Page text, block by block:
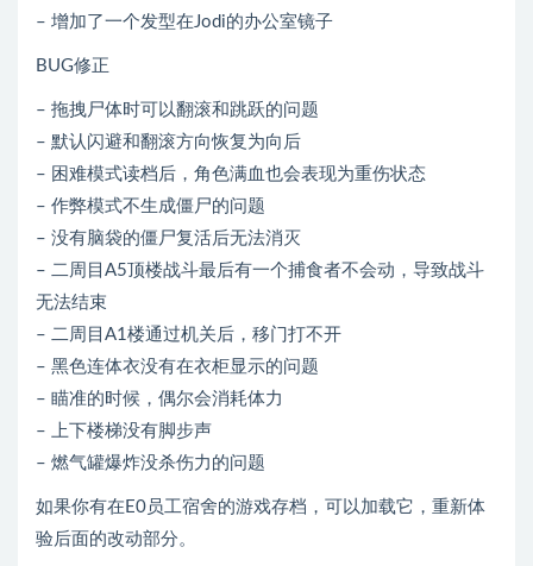
– 增加了一个发型在Jodi的办公室镜子
BUG修正
– 拖拽尸体时可以翻滚和跳跃的问题
– 默认闪避和翻滚方向恢复为向后
– 困难模式读档后，角色满血也会表现为重伤状态
– 作弊模式不生成僵尸的问题
– 没有脑袋的僵尸复活后无法消灭
– 二周目A5顶楼战斗最后有一个捕食者不会动，导致战斗
无法结束
– 二周目A1楼通过机关后，移门打不开
– 黑色连体衣没有在衣柜显示的问题
– 瞄准的时候，偶尔会消耗体力
– 上下楼梯没有脚步声
– 燃气罐爆炸没杀伤力的问题
如果你有在E0员工宿舍的游戏存档，可以加载它，重新体
验后面的改动部分。